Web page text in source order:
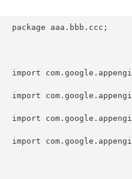
package aaa.bbb.ccc;
import
import
import
import